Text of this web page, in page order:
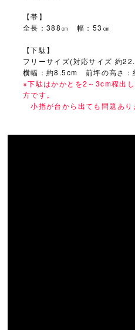
【帯】
全長：388㎝ 幅：53㎝
【下駄】
フリーサイズ(対応サイズ 約
横幅：約8.5cm 前坪の高さ：
※下駄はかかとを2～3cm程出
方です。
小指が台から出ても問題あり